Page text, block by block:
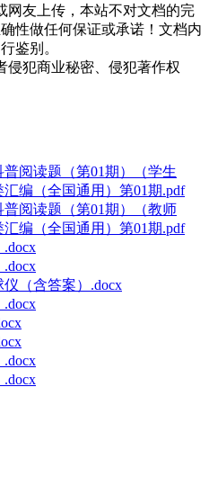
网友上传，本站不对文档的完
性做任何保证或承诺！文档内
鉴别。
侵犯商业秘密、侵犯著作权
阅读题（第01期）（学生
编（全国通用）第01期.pdf
阅读题（第01期）（教师
编（全国通用）第01期.pdf
（含答案）.docx